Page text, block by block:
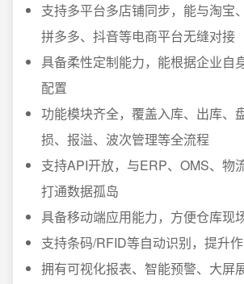
支持多平台多店铺同步，能与淘宝
拼多多、抖音等电商平台无缝对接
具备柔性定制能力，能根据企业自
配置
功能模块齐全，覆盖入库、出库、
损、报溢、波次管理等全流程
支持API开放，与ERP、OMS、物
打通数据孤岛
具备移动端应用能力，方便仓库现
支持条码/RFID等自动识别，提升
拥有可视化报表、智能预警、大屏